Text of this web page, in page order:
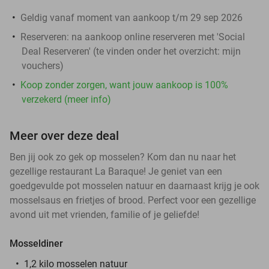
Geldig vanaf moment van aankoop t/m 29 sep 2026
Reserveren: na aankoop online reserveren met 'Social
Deal Reserveren' (te vinden onder het overzicht: mijn
vouchers)
Koop zonder zorgen, want jouw aankoop is 100%
verzekerd (meer info)
Meer over deze deal
Ben jij ook zo gek op mosselen? Kom dan nu naar het
gezellige restaurant La Baraque! Je geniet van een
goedgevulde pot mosselen natuur en daarnaast krijg je ook
mosselsaus en frietjes of brood. Perfect voor een gezellige
avond uit met vrienden, familie of je geliefde!
Mosseldiner
1,2 kilo mosselen natuur